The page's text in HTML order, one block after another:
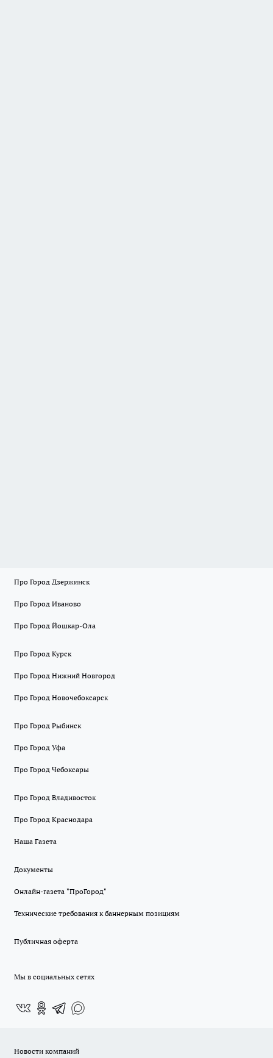
Про Город Дзержинск
Про Город Иваново
Про Город Йошкар-Ола
Про Город Курск
Про Город Нижний Новгород
Про Город Новочебоксарск
Про Город Рыбинск
Про Город Уфа
Про Город Чебоксары
Про Город Владивосток
Про Город Краснодара
Наша Газета
Документы
Онлайн-газета "ПроГород"
Технические требования к баннерным позициям
Публичная оферта
Мы в социальных сетях
Новости компаний